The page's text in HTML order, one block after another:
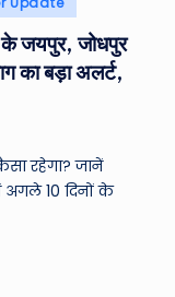
जयपुर, जोधपुर
का बड़ा अलर्ट,
रहेगा? जानें
अगले 10 दिनों के